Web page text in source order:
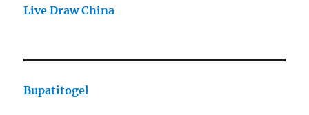
Live Draw China
Bupatitogel